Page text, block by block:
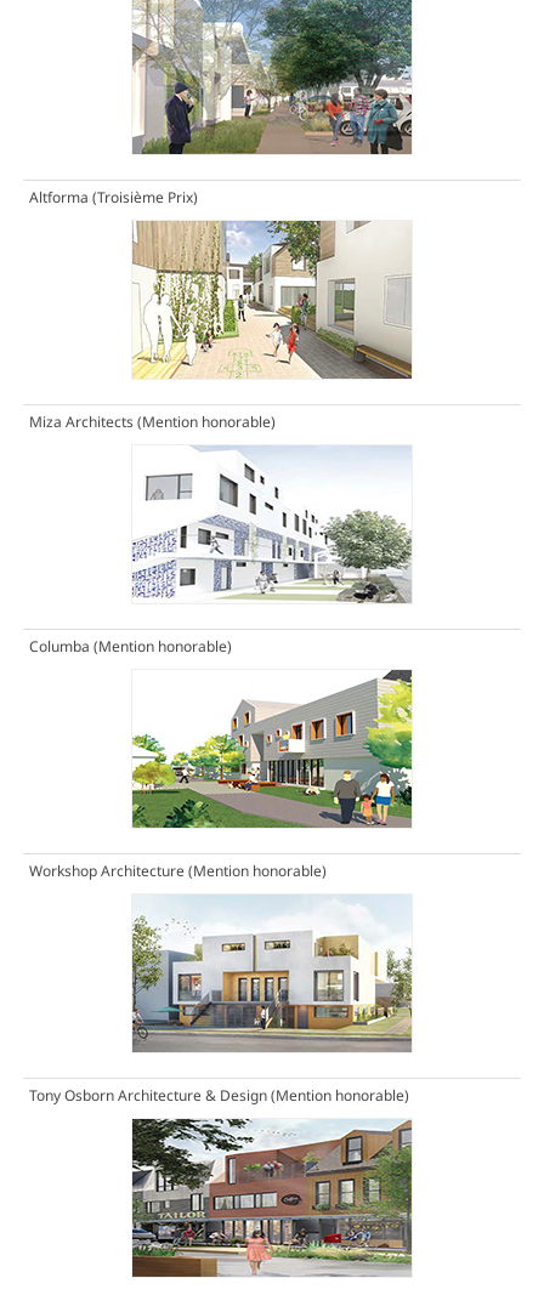
Altforma (Troisième Prix)
Miza Architects(Mention honorable)
Columba (Mention honorable)
Workshop Architecture(Mention honorable)
Tony Osborn Architecture & Design(Mention honorable)